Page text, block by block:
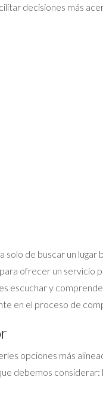
decisiones más
de buscar un
ofrecer un
escuchar y
en el proceso de
opciones más
debemos